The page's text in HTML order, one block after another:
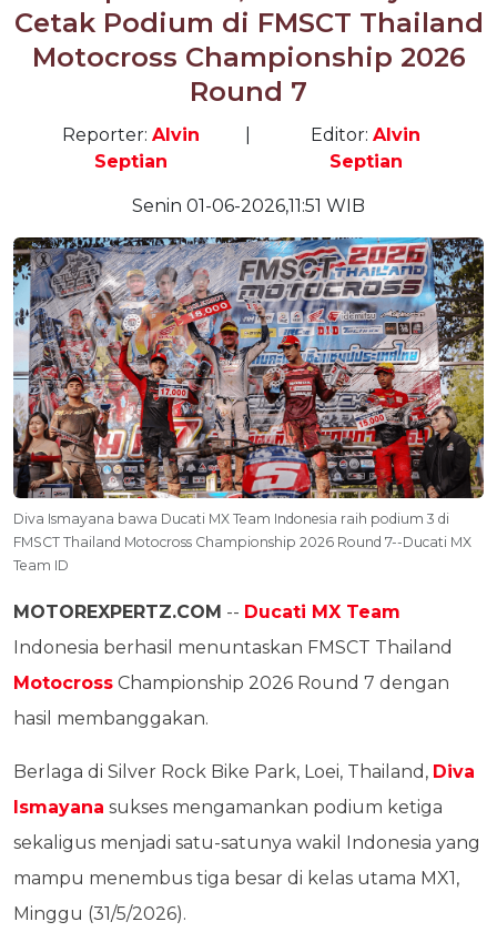
Cetak Podium di FMSCT Thailand
Motocross Championship 2026
Round 7
Reporter: Alvin
Septian
Editor:Alvin
Septian
Senin 01-06-2026,11:51 WIB
Diva Ismayana bawa Ducati MX Team Indonesia raih podium 3 di
FMSCT Thailand Motocross Championship 2026 Round 7--Ducati MX
Team ID
MOTOREXPERTZ.COM -- Ducati MX Team
Indonesia berhasil menuntaskan FMSCT Thailand
Motocross Championship 2026 Round 7 dengan
hasil membanggakan.
Berlaga di Silver Rock Bike Park, Loei, Thailand, Diva
Ismayana sukses mengamankan podium ketiga
sekaligus menjadi satu-satunya wakil Indonesia yang
mampu menembus tiga besar di kelas utama MX1,
Minggu (31/5/2026).